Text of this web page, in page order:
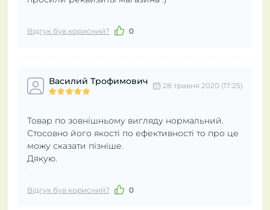
Відгук був корисний? 0
Василий Трофимович 28 травня 2020 (17:25)
Товар по зовнішньому вигляду нормальний.
Стосовно його якості по ефективності то про це
можу сказати пізніше.
Дякую.
Відгук був корисний? 0